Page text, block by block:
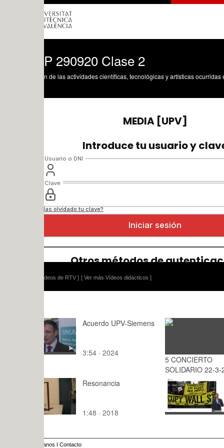
290920 Clase 2
de las actividades científicas, tecnológicas y artísticas ocurridas en los tres
[ Ver más Vídeos didácticos ]
Acuerdo UPV-Siemens
3:54 · 2024
5 CONCIERTO
SOLIDARIO 22-3-2013: · 2015
Resonancia
1:48 · 2018
de diseño :
3:45 · 2019